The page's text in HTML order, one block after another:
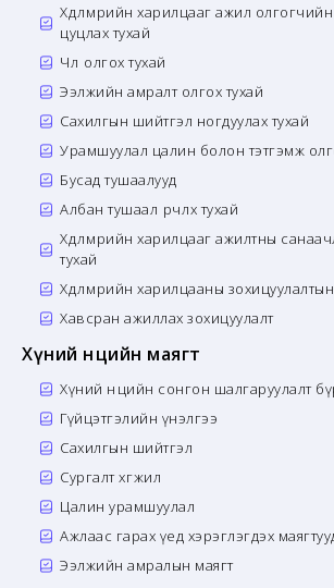
Хөдөлмөрийн харилцааг ажил
цуцлах тухай
Чөлөө олгох тухай
Ээлжийн амралт олгох тухай
Сахилгын шийтгэл ногдуулах тухай
Урамшуулал цалин болон тэтгэмж
Бусад тушаалууд
Албан тушаал өөрчлөх тухай
Хөдөлмөрийн харилцааг ажилтны
тухай
Хөдөлмөрийн харилцааны
Хавсран ажиллах зохицуулалт
Хүний нөөцийн маягт
Хүний нөөцийн сонгон шалгаруулалт
Гүйцэтгэлийн үнэлгээ
Сахилгын шийтгэл
Сургалт хөгжил
Цалин урамшуулал
Ажлаас гарах үед хэрэглэгдэх
Ээлжийн амралын маягт